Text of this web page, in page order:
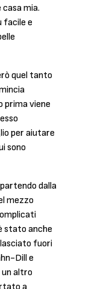
mia.
facile e
quel tanto
prima viene
per aiutare
sono
dalla
mezzo
stato anche
lasciato fuori
Dill e
un altro
a